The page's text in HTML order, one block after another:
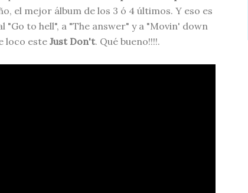
el mejor álbum de los 3 ó 4 últimos. Y eso es
"Go to hell", a "The answer" y a "Movin' down
loco esteJust Don't. Qué bueno!!!!.